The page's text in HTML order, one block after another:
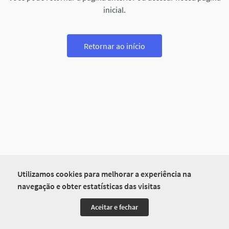
Utilizamos cookies para melhorar a experiência na
navegação e obter estatísticas das visitas
Aceitar e fechar
inicial.
Retornar ao início